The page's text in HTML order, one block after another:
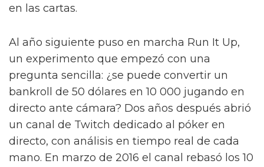
en las cartas.
Al año siguiente puso en marcha Run It Up,
un experimento que empezó con una
pregunta sencilla: ¿se puede convertir un
bankroll de 50 dólares en 10 000 jugando en
directo ante cámara? Dos años después abrió
un canal de Twitch dedicado al póker en
directo, con análisis en tiempo real de cada
mano. En marzo de 2016 el canal rebasó los 10